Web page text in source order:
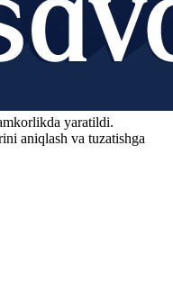
yaratildi.
aniqlash va tuzatishga